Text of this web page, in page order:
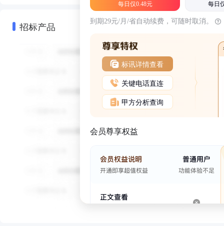
招标产品
每日仅0.48元 每日
到期29元/月/省自动续费，可随时取消。
标讯详情查看
关键电话直连
甲方分析查询
会员尊享权益